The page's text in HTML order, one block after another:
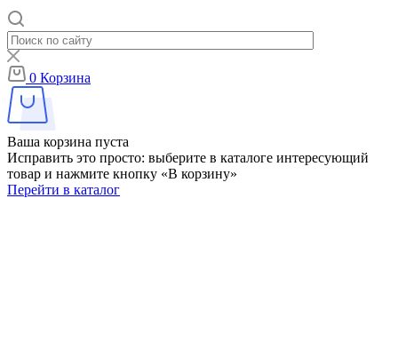
0 Корзина
Ваша корзина пуста
Исправить это просто: выберите в каталоге интересующий
товар и нажмите кнопку «В корзину»
Перейти в каталог